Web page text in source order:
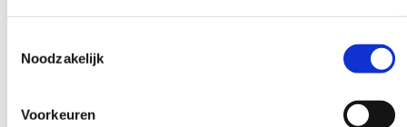
Noodzakelijk
Voorkeuren
te maken van een abonnement van...